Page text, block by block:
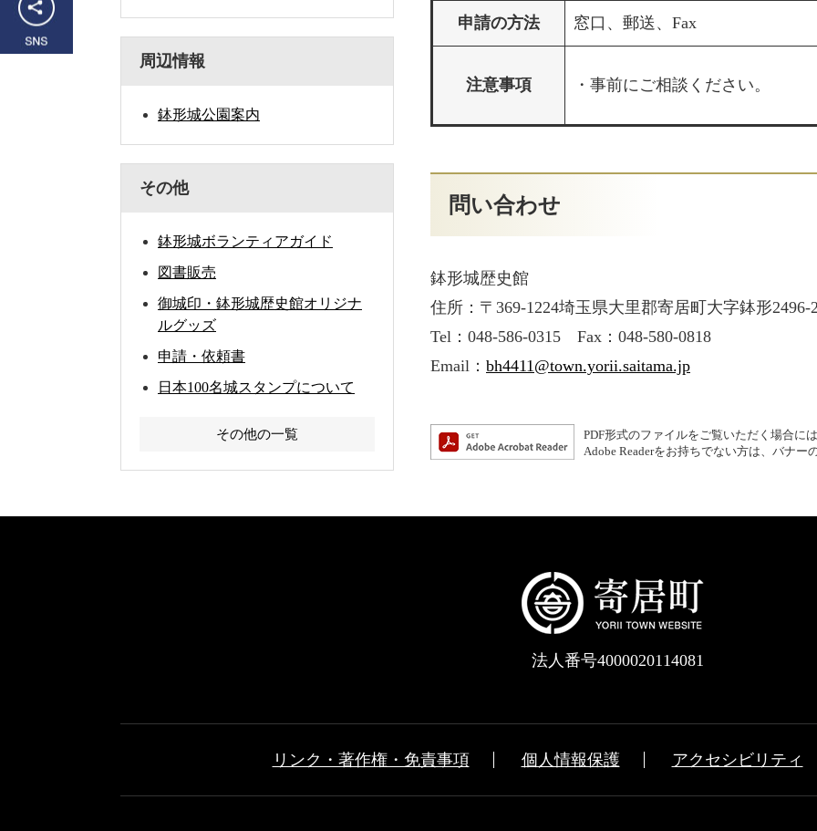
申請の方法 窓口、郵送、Fax
注意事項 ・事前にご相談ください。
問い合わせ
鉢形城歴史館
住所：〒369-1224埼玉県大里郡寄居町大字鉢形2496-
Tel：048-586-0315 Fax：048-580-0818
Email： bh4411@town.yorii.saitama.jp
PDF形式のファイルをご覧いただく場合に
Adobe Readerをお持ちでない方は、バナ
周辺情報
鉢形城公園案内
その他
鉢形城ボランティアガイド
図書販売
御城印・鉢形城歴史館オリジナ
ルグッズ
申請・依頼書
日本100名城スタンプについて
その他の一覧
法人番号4000020114081
リンク・著作権・免責事項 個人情報保護 アクセシビリティ